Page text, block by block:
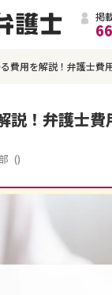
掲
費用を解説！弁護士費
説！弁護士
()